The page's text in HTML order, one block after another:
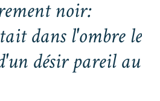
noir:
dans l'ombre le
désir pareil au